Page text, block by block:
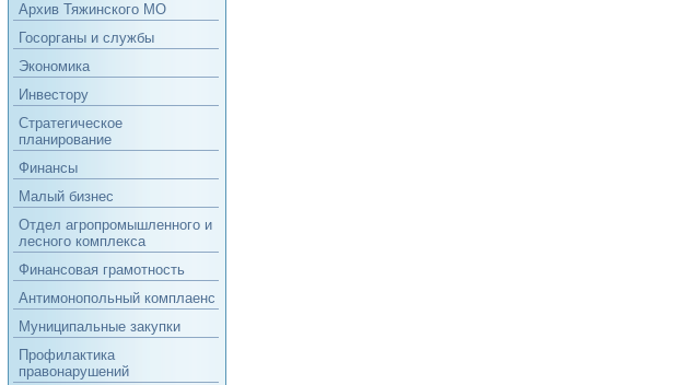
Архив Тяжинского МО
Госорганы и службы
Экономика
Инвестору
Стратегическое
планирование
Финансы
Малый бизнес
Отдел агропромышленного и
лесного комплекса
Финансовая грамотность
Антимонопольный комплаенс
Муниципальные закупки
Профилактика
правонарушений